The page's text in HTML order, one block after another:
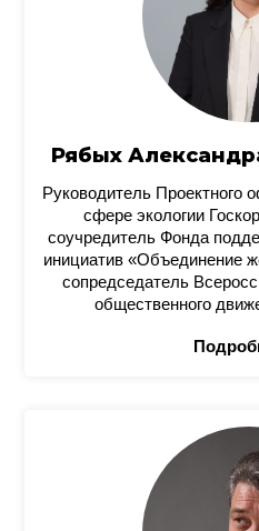
Рябых
Руководитель Проектного
сфере экологии
соучредитель Фонда
инициатив «Объединение
сопредседатель
общественного